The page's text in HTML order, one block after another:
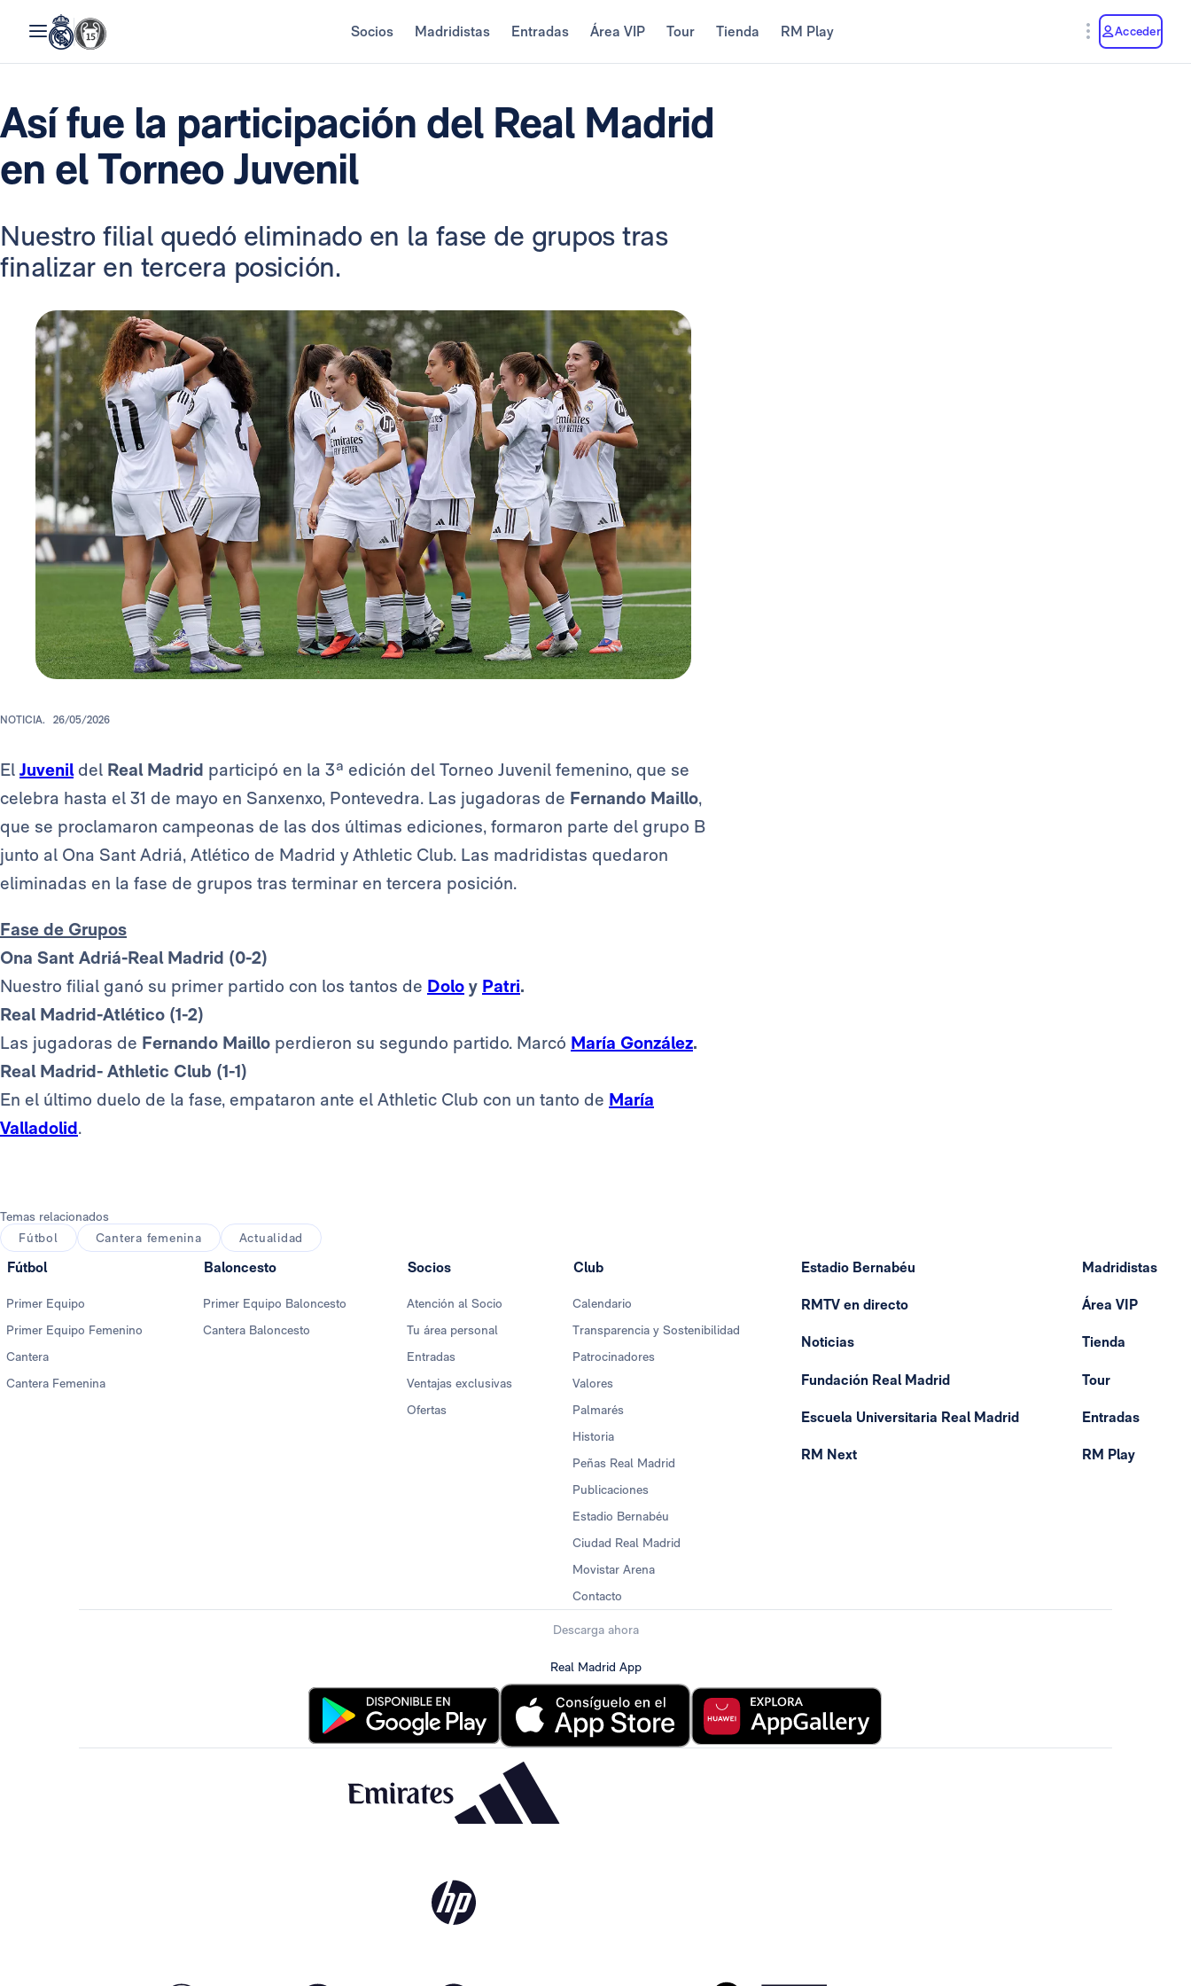
Socios Madridistas Entradas Área VIP Tour Tienda RM Play Acceder
Así fue la participación del Real Madrid
en el Torneo Juvenil
Nuestro filial quedó eliminado en la fase de grupos tras
finalizar en tercera posición.
NOTICIA. 26/05/2026
El Juvenildel Real Madrid participó en la 3ª edición del Torneo Juvenil femenino, que se
celebra hasta el 31 de mayo en Sanxenxo, Pontevedra. Las jugadoras de Fernando Maillo,
que se proclamaron campeonas de las dos últimas ediciones, formaron parte del grupo B
junto al Ona Sant Adriá, Atlético de Madrid y Athletic Club. Las madridistas quedaron
eliminadas en la fase de grupos tras terminar en tercera posición.
Fase de Grupos
Ona Sant Adriá-Real Madrid (0-2)
Nuestro filial ganó su primer partido con los tantos de Dolo y Patri.
Real Madrid-Atlético (1-2)
Las jugadoras de Fernando Maillo perdieron su segundo partido. Marcó María González.
Real Madrid- Athletic Club (1-1)
En el último duelo de la fase, empataron ante el Athletic Club con un tanto de María
Valladolid.
Temas relacionados
Fútbol
Cantera femenina Actualidad
Fútbol
Primer Equipo
Primer Equipo Femenino
Cantera
Cantera Femenina
Baloncesto
Primer Equipo Baloncesto
Cantera Baloncesto
Socios
Atención al Socio
Tu área personal
Entradas
Ventajas exclusivas
Ofertas
Club
Calendario
Transparencia y Sostenibilidad
Patrocinadores
Valores
Palmarés
Historia
Peñas Real Madrid
Publicaciones
Estadio Bernabéu
Ciudad Real Madrid
Movistar Arena
Contacto
Estadio Bernabéu
RMTV en directo
Noticias
Fundación Real Madrid
Escuela Universitaria Real Madrid
RM Next
Madridistas
Área VIP
Tienda
Tour
Entradas
RM Play
Descarga ahora
Real Madrid App